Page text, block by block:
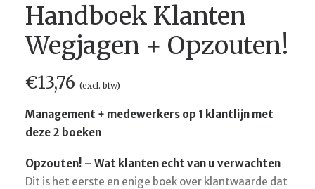
SEARCH
CART
Handboek Klanten
Wegjagen + Opzouten!
€13,76 (excl. btw)
Management + medewerkers op 1 klantlijn met
deze 2 boeken
Opzouten! – Wat klanten echt van u verwachten
Dit is het eerste en enige boek over klantwaarde dat